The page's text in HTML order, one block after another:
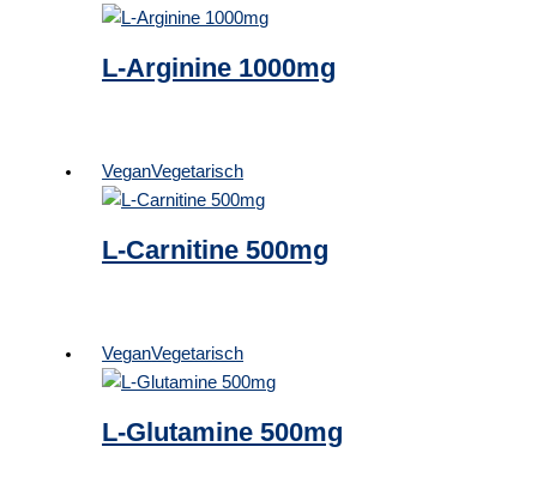
L-Arginine 1000mg
VeganVegetarisch
L-Carnitine 500mg
VeganVegetarisch
L-Glutamine 500mg